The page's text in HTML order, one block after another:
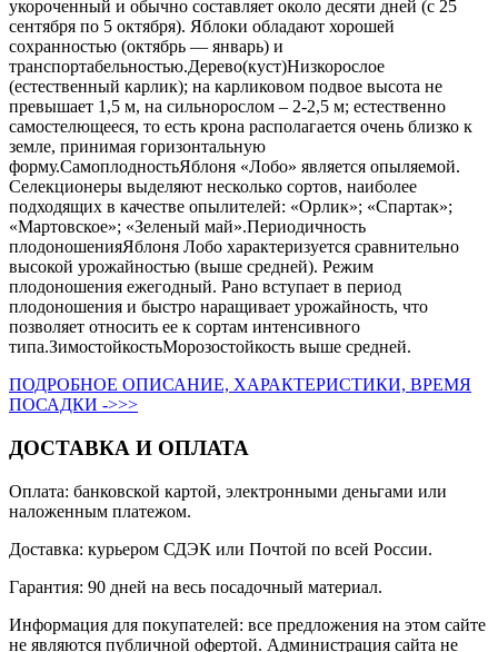
укороченный и обычно составляет около десяти дней (с 25
сентября по 5 октября). Яблоки обладают хорошей
сохранностью (октябрь — январь) и
транспортабельностью.Дерево(куст)Низкорослое
(естественный карлик); на карликовом подвое высота не
превышает 1,5 м, на сильнорослом – 2-2,5 м; естественно
самостелющееся, то есть крона располагается очень близко к
земле, принимая горизонтальную
форму.СамоплодностьЯблоня «Лобо» является опыляемой.
Селекционеры выделяют несколько сортов, наиболее
подходящих в качестве опылителей: «Орлик»; «Спартак»;
«Мартовское»; «Зеленый май».Периодичность
плодоношенияЯблоня Лобо характеризуется сравнительно
высокой урожайностью (выше средней). Режим
плодоношения ежегодный. Рано вступает в период
плодоношения и быстро наращивает урожайность, что
позволяет относить ее к сортам интенсивного
типа.ЗимостойкостьМорозостойкость выше средней.
ПОДРОБНОЕ ОПИСАНИЕ, ХАРАКТЕРИСТИКИ, ВРЕМЯ
ПОСАДКИ ->>>
ДОСТАВКА И ОПЛАТА
Оплата: банковской картой, электронными деньгами или
наложенным платежом.
Доставка: курьером СДЭК или Почтой по всей России.
Гарантия: 90 дней на весь посадочный материал.
Информация для покупателей: все предложения на этом сайте
не являются публичной офертой. Администрация сайта не